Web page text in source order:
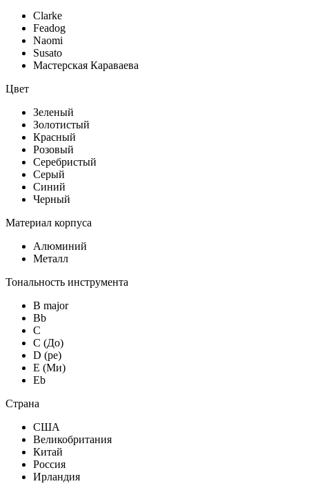
Clarke
Feadog
Naomi
Susato
Мастерская Караваева
Цвет
Зеленый
Золотистый
Красный
Розовый
Серебристый
Серый
Синий
Черный
Материал корпуса
Алюминий
Металл
Тональность инструмента
B major
Bb
C
C (До)
D (ре)
E (Ми)
Eb
Страна
США
Великобритания
Китай
Россия
Ирландия